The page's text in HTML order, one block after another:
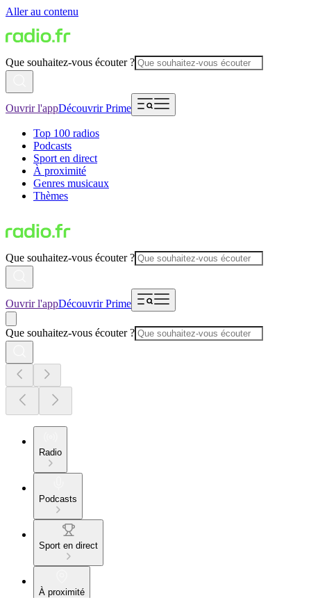
Aller au contenu
Que souhaitez-vous écouter ?
Ouvrir l'appDécouvrir Prime
Top 100 radios
Podcasts
Sport en direct
À proximité
Genres musicaux
Thèmes
Que souhaitez-vous écouter ?
Ouvrir l'appDécouvrir Prime
Que souhaitez-vous écouter ?
Radio
Podcasts
Sport en direct
À proximité